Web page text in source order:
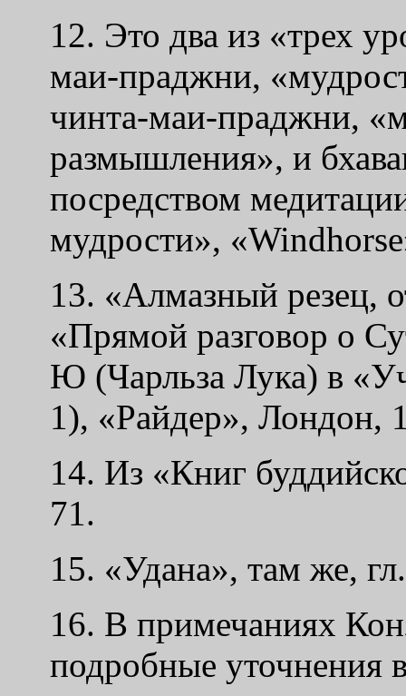
12. Это два из «трех
маи-праджни,
чинта-маи-праджни,
размышления», и
посредством
мудрости»,
13. «Алмазный резец,
«Прямой разговор о
Ю (Чарльза Лука) в
1), «Райдер», Лондон,
14. Из «Книг
71.
15. «Удана», там же,
16. В примечаниях
подробные уточнения